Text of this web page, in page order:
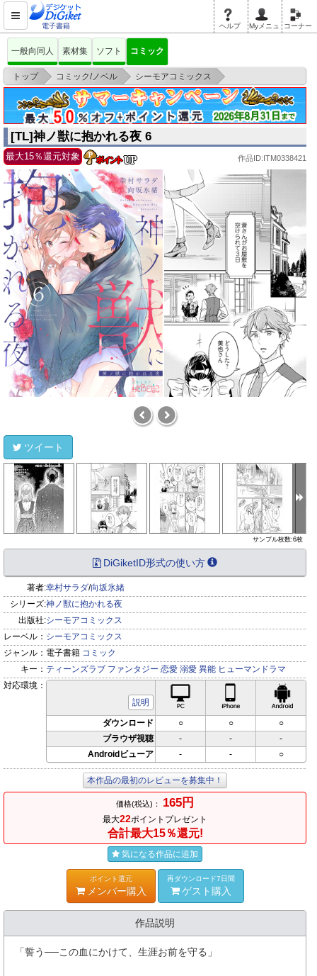
電子書籍 ヘルプ Myメニュ コーナー
一般向同人 素材集 ソフト コミック
トップ > コミック/ノベル > シーモアコミックス
>
[TL]神ノ獣に抱かれる夜 6
[TL]神ノ獣に抱かれる夜 6
最大15％還元対象 作品ID:ITM0338421
ツイート
サンプル枚数:6枚
DiGiketID形式の使い方
著者:幸村サラダ/向坂氷緒
シリーズ:神ノ獣に抱かれる夜
出版社:シーモアコミックス
レーベル： シーモアコミックス
ジャンル： 電子書籍 コミック
キー： ティーンズラブ ファンタジー 恋愛 溺愛 異能 ヒューマンドラマ
対応環境：
説明
iPhone対応
ダウンロード ○ ○
○
ブラウザ視聴
- -
-
Androidビューア
- - ○
本作品の最初のレビューを募集中！
価格(税込)： 165円
最大22ポイントプレゼント
合計最大15％還元!
気になる作品に追加
ポイント還元
メンバー購入
再ダウンロード7日間
ゲスト購入
作品説明
「誓う──この血にかけて、生涯お前を守る」